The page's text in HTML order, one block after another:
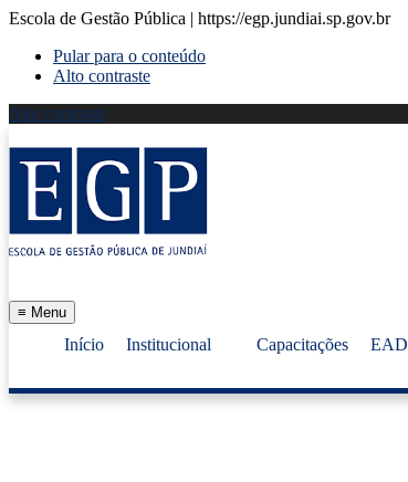
Escola de Gestão Pública | https://egp.jundiai.sp.gov.br
Pular para o conteúdo
Alto contraste
Alto contraste
≡ Menu
Início Institucional Capacitações EAD